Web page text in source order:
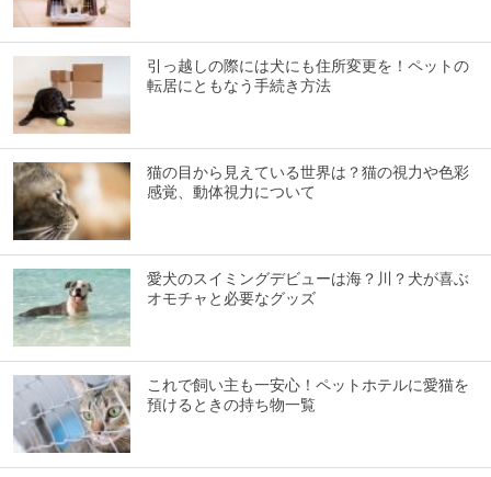
引っ越しの際には犬にも住所変更を！ペットの
転居にともなう手続き方法
猫の目から見えている世界は？猫の視力や色彩
感覚、動体視力について
愛犬のスイミングデビューは海？川？犬が喜ぶ
オモチャと必要なグッズ
これで飼い主も一安心！ペットホテルに愛猫を
預けるときの持ち物一覧